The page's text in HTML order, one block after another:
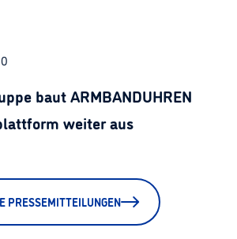
baut ARMBANDUHREN
weiter aus
PRESSEMITTEILUNGEN